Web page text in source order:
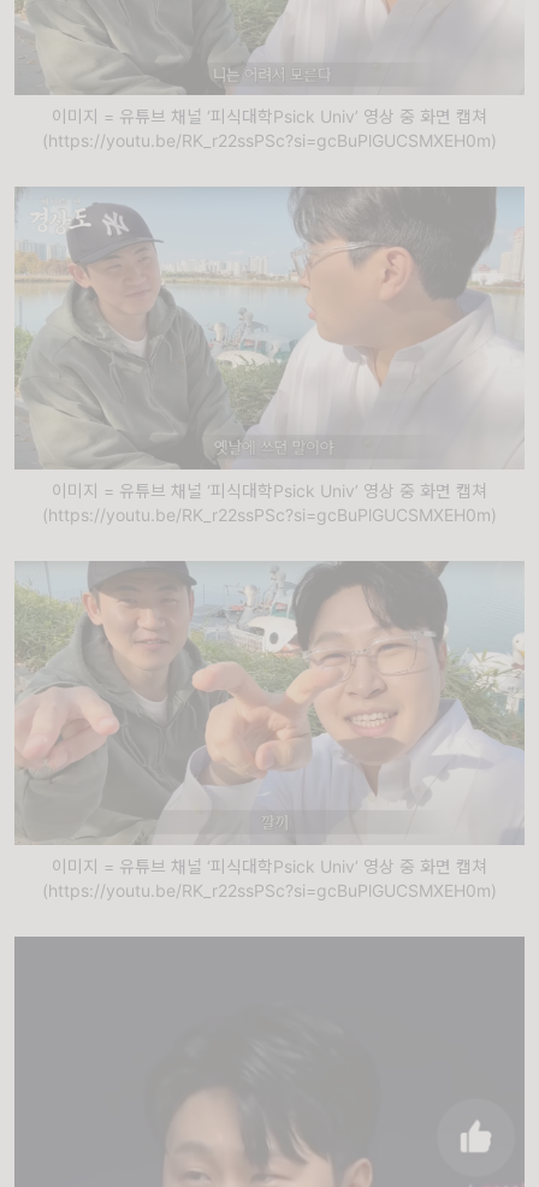
이미지 = 유튜브 채널 ‘피식대학Psick Univ’ 영상 중 화면 캡쳐
(https://youtu.be/RK_r22ssPSc?si=gcBuPlGUCSMXEH0m)
이미지 = 유튜브 채널 ‘피식대학Psick Univ’ 영상 중 화면 캡쳐
(https://youtu.be/RK_r22ssPSc?si=gcBuPlGUCSMXEH0m)
이미지 = 유튜브 채널 ‘피식대학Psick Univ’ 영상 중 화면 캡쳐
(https://youtu.be/RK_r22ssPSc?si=gcBuPlGUCSMXEH0m)